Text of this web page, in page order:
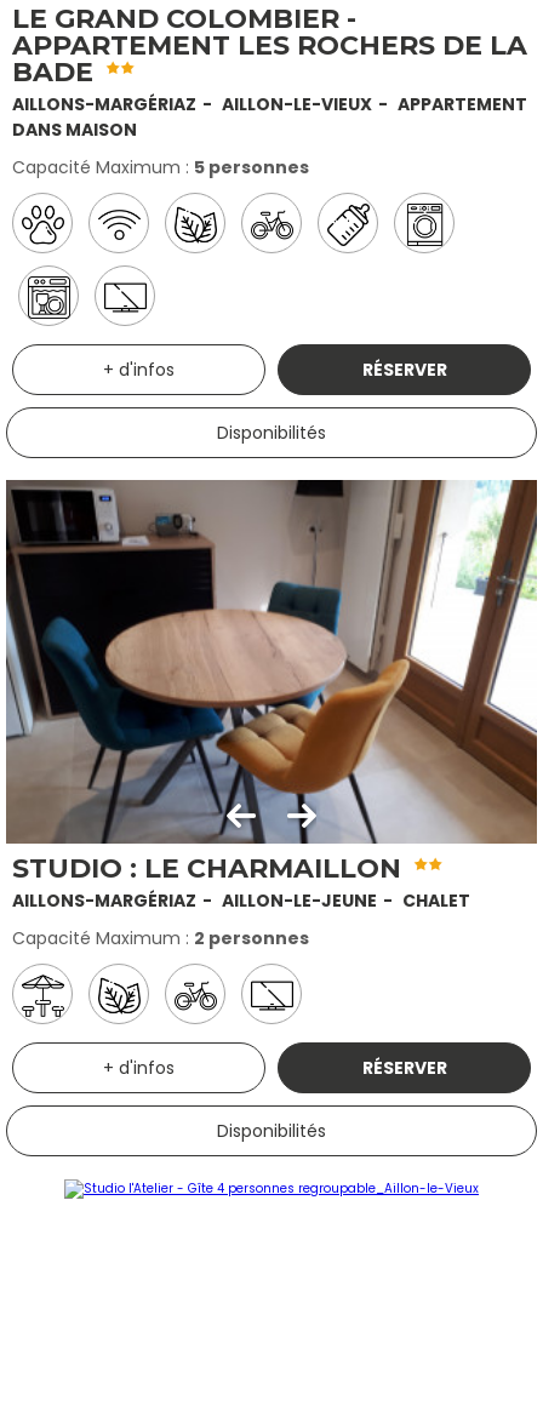
LE GRAND COLOMBIER -
APPARTEMENT LES ROCHERS DE LA
BADE
AILLONS-MARGÉRIAZ AILLON-LE-VIEUX
APPARTEMENT
DANS MAISON
Capacité Maximum : 5 personnes
+ d'infos RÉSERVER
Disponibilités
STUDIO : LE CHARMAILLON
AILLONS-MARGÉRIAZ AILLON-LE-JEUNE
CHALET
Capacité Maximum : 2 personnes
+ d'infos RÉSERVER
Disponibilités